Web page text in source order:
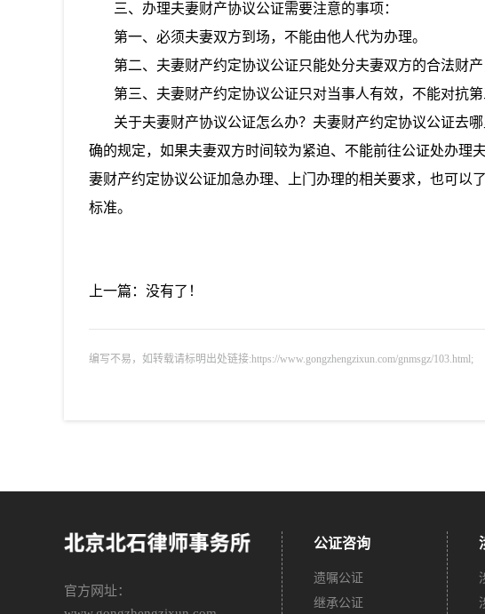
三、办理夫妻财产协议公证需要注意的事项：
第一、必须夫妻双方到场，不能由他人代为办理。
第二、夫妻财产约定协议公证只能处分夫妻双方的合法财产
第三、夫妻财产约定协议公证只对当事人有效，不能对抗第
关于夫妻财产协议公证怎么办？夫妻财产约定协议公证去哪
确的规定，如果夫妻双方时间较为紧迫、不能前往公证处办理
妻财产约定协议公证加急办理、上门办理的相关要求，也可以
标准。
上一篇：没有了！
编写不易，如转载请标明出处链接:https://www.gongzhengzixun.com/gnmsgz/103.html;
官方网址：
公证咨询
遗嘱公证
继承公证